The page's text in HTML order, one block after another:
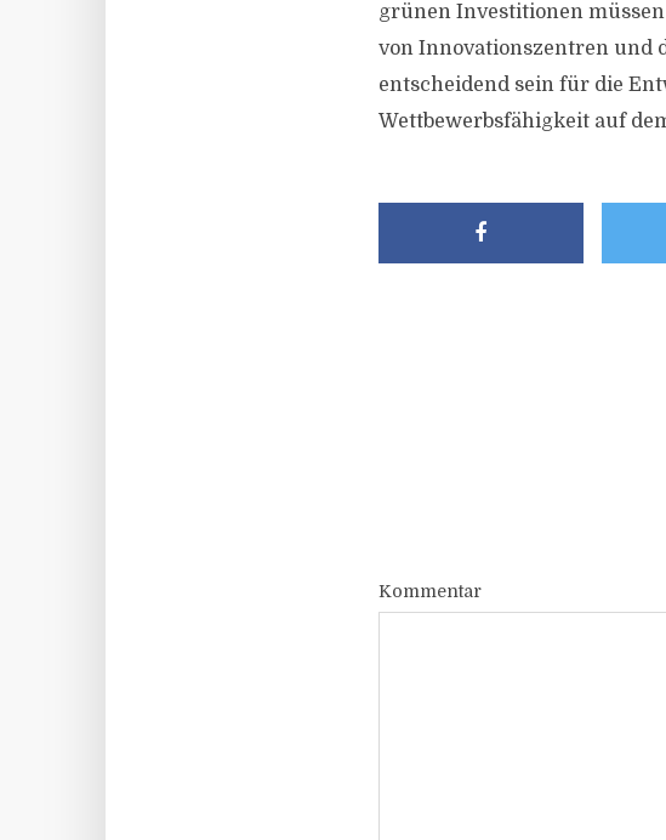
grünen Investitionen
von Innovationszentren und
entscheidend sein für die
Wettbewerbsfähigkeit auf
Kommentar